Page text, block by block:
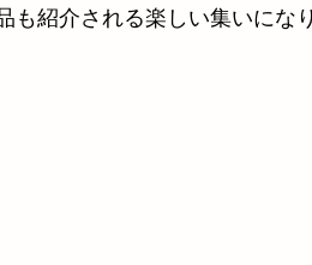
紹介される楽しい集いにな